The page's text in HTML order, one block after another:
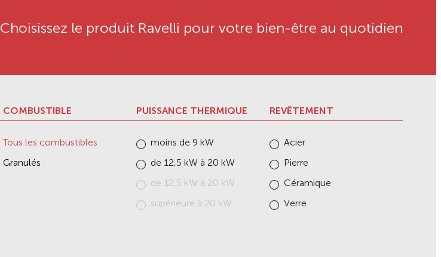
Choisissez le produit Ravelli pour votre bien-être au quotidien
COMBUSTIBLE
Tous les combustibles
Granulés
PUISSANCE THERMIQUE
moins de 9 kW
de 12,5 kW à 20 kW
de 12,5 kW à 20 kW
supérieure à 20 kW
REVÊTEMENT
Acier
Pierre
Céramique
Verre